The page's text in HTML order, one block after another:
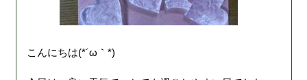
こんにちは(*´ω｀*)